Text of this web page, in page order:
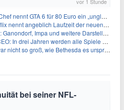
GTA 6 für 80 Euro ein „unglaubliches Schnäppchen“
angeblich Laufzeit der neuen Gameplay-Präsentation
Impa und weitere Darsteller sollen feststehen
In drei Jahren werden alle Spiele gestreamt
so groß, wie Bethesda es ursprünglich wollte
bei seiner NFL-